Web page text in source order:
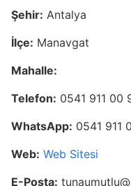
Şehir: Antalya
İlçe: Manavgat
Mahalle:
Telefon: 0541 911 00
WhatsApp: 0541 911
Web: Web Sitesi
E-Posta: